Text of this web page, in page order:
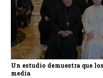
Un estudio demuestra que
media